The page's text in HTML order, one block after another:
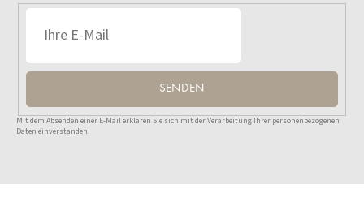
SENDEN
Mit dem Absenden einer E-Mail erklären Sie sich mit der Verarbeitung Ihrer personenbezogenen
Daten einverstanden.